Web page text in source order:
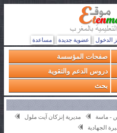
الدخول عضوية جديدة مساعدة
صفحات المؤسسة
دروس الدعم والتقوية
بحث
- ماسة
مديرية إنزكان آيت ملول
الجهادية